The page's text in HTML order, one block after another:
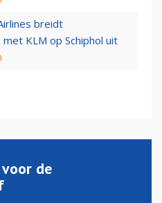
breidt
KLM op Schiphol uit
de